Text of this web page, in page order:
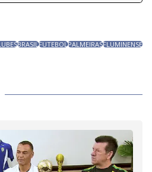
BRASILFUTEBOLPALMEIRASFLUMINENSE